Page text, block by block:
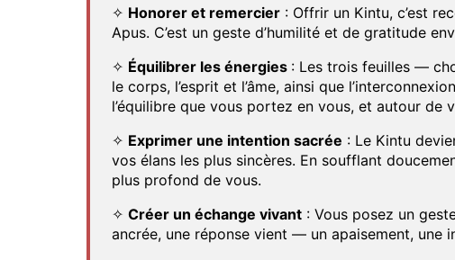
✧ Honorer et remercier : Offrir un Kintu, c’est
Apus. C’est un geste d’humilité et de gratitude
✧ Équilibrer les énergies : Les trois feuilles —
le corps, l’esprit et l’âme, ainsi que
l’équilibre que vous portez en vous, et autour de
✧ Exprimer une intention sacrée : Le Kintu
vos élans les plus sincères. En soufflant
plus profond de vous.
✧ Créer un échange vivant : Vous posez un
ancrée, une réponse vient — un apaisement, une